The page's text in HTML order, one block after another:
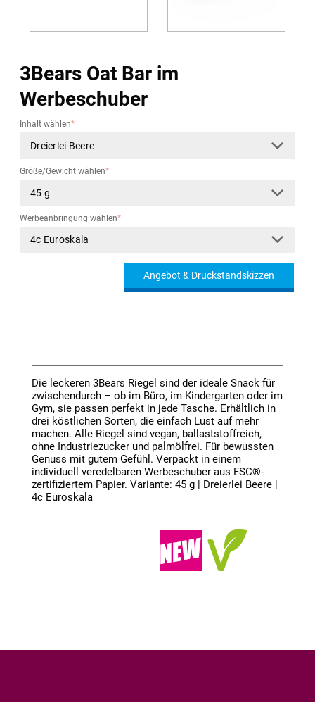
3Bears Oat Bar im
Werbeschuber
Inhalt wählen*
Größe/Gewicht wählen*
Werbeanbringung wählen*
Angebot & Druckstandskizzen
Die leckeren 3Bears Riegel sind der ideale Snack für
zwischendurch – ob im Büro, im Kindergarten oder im
Gym, sie passen perfekt in jede Tasche. Erhältlich in
drei köstlichen Sorten, die einfach Lust auf mehr
machen. Alle Riegel sind vegan, ballaststoffreich,
ohne Industriezucker und palmölfrei. Für bewussten
Genuss mit gutem Gefühl. Verpackt in einem
individuell veredelbaren Werbeschuber aus FSC®-
zertifiziertem Papier. Variante: 45 g | Dreierlei Beere |
4c Euroskala